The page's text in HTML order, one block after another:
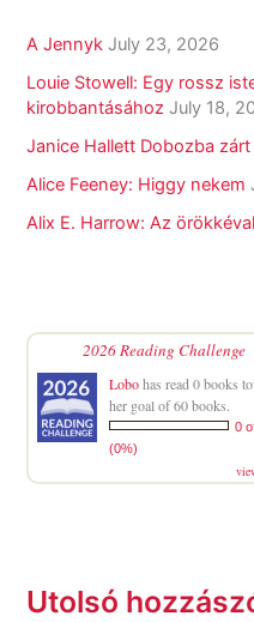
A Jennyk July 23, 2026
Louie Stowell: Egy ​rossz
kirobbantásához July 18,
Janice Hallett Dobozba
Alice Feeney: Higgy nekem
Alix E. Harrow: Az
2026 Reading Challenge
Lobohas read 0 books
her goal of 60 books.
0
(0%)
Utolsó